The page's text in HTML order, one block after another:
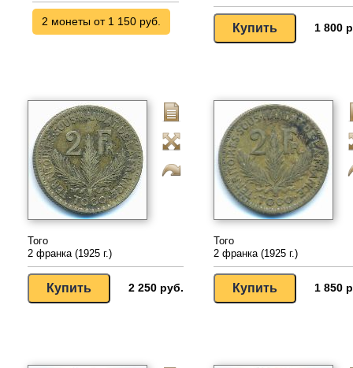
2 монеты от 1 150 руб. 1 800
Того
2 франка (1925 г.)
2 250 руб.
Того
2 франка (1925 г.)
1 850